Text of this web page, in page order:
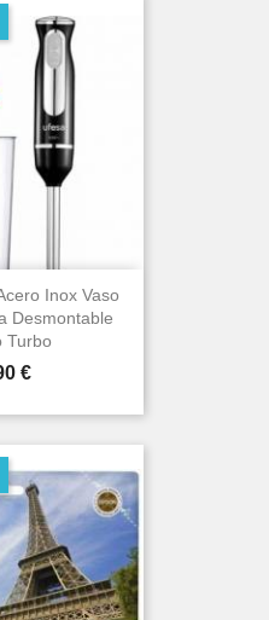
Inox Vaso
Desmontable
Turbo
€